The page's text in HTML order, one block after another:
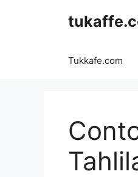
Tukkafe.com